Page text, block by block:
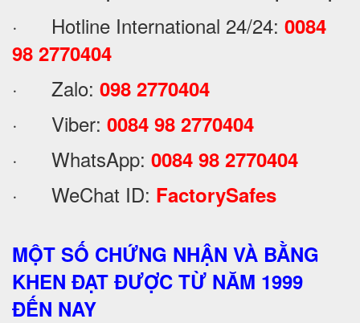
· Hotline International 24/24: 0084
98 2770404
· Zalo: 098 2770404
· Viber: 0084 98 2770404
· WhatsApp: 0084 98 2770404
· WeChat ID: FactorySafes
MỘT SỐ CHỨNG NHẬN VÀ BẰNG
KHEN ĐẠT ĐƯỢC TỪ NĂM 1999
ĐẾN NAY